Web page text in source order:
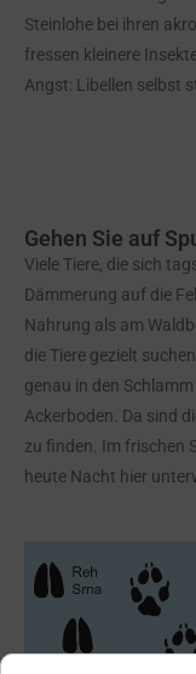
Steinlohe bei ihren
fressen kleinere
Angst: Libellen selbst
Gehen Sie auf
Viele Tiere, die sich
Dämmerung auf die
Nahrung als am
die Tiere gezielt
genau in den
Ackerboden. Da sind
zu finden. Im frischen
heute Nacht hier